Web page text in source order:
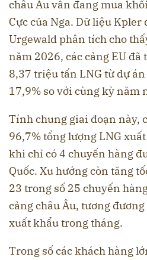
châu Âu vẫn đang mua
Cực của Nga. Dữ liệu
Urgewald phân tích cho
năm 2026, các cảng EU
8,37 triệu tấn LNG từ dự
17,9% so với cùng kỳ năm
Tính chung giai đoạn này,
96,7% tổng lượng LNG
khi chỉ có 4 chuyến hàng
Quốc. Xu hướng còn tăng
23 trong số 25 chuyến
cảng châu Âu, tương
xuất khẩu trong tháng.
Trong số các khách hàng